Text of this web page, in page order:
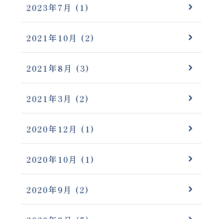
2023年7月 (1)
2021年10月 (2)
2021年8月 (3)
2021年3月 (2)
2020年12月 (1)
2020年10月 (1)
2020年9月 (2)